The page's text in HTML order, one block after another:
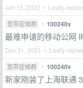
Jan 15, 2022 • Lastly
宽带症候群 • 100240v
最难申请的移动公网
Dec 31, 2021 • Lastly
宽带症候群 • 100240v
新家刚装了上海联通